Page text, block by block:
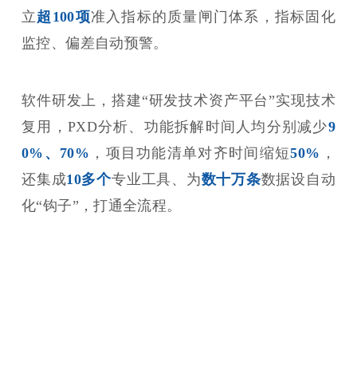
立 超100项准入指标的质量闸门体系，指标固化
监控、偏差自动预警。
软件研发上，搭建“研发技术资产平台”实现技术
复用，PXD分析、功能拆解时间人均分别减少9
0%、70% ，项目功能清单对齐时间缩短50% ，
还集成10多个专业工具、为数十万条数据设自动
化“钩子”，打通全流程。